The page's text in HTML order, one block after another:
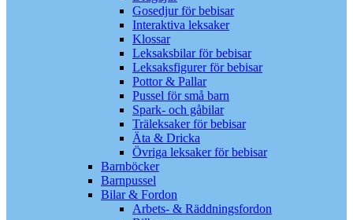
Gosedjur för bebisar
Interaktiva leksaker
Klossar
Leksaksbilar för bebisar
Leksaksfigurer för bebisar
Pottor & Pallar
Pussel för små barn
Spark- och gåbilar
Träleksaker för bebisar
Äta & Dricka
Övriga leksaker för bebisar
Barnböcker
Barnpussel
Bilar & Fordon
Arbets- & Räddningsfordon